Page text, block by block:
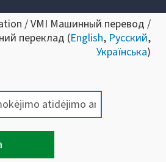
/ VMI Машинный перевод /
переклад (English, Русский,
Українська)